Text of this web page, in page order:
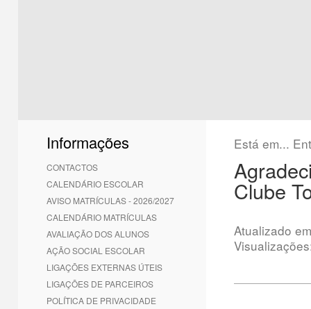
Informações
CONTACTOS
CALENDÁRIO ESCOLAR
AVISO MATRÍCULAS - 2026/2027
CALENDÁRIO MATRÍCULAS
AVALIAÇÃO DOS ALUNOS
AÇÃO SOCIAL ESCOLAR
LIGAÇÕES EXTERNAS ÚTEIS
LIGAÇÕES DE PARCEIROS
POLÍTICA DE PRIVACIDADE
Está em...
Clube
Atualizado